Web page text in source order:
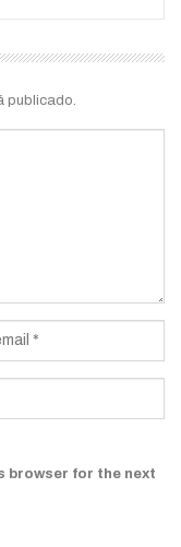
publicado.
browser for the next